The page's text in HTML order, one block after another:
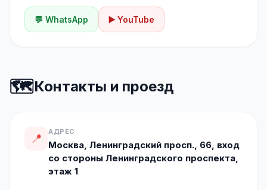
💬 WhatsApp ▶️ YouTube
🗺️Контакты и проезд
📍 АДРЕС
Москва, Ленинградский просп., 66, вход
со стороны Ленинградского проспекта,
этаж 1